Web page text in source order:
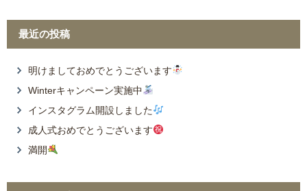
最近の投稿
明けましておめでとうございます
Winterキャンペーン実施中
インスタグラム開設しました
成人式おめでとうございます
満開